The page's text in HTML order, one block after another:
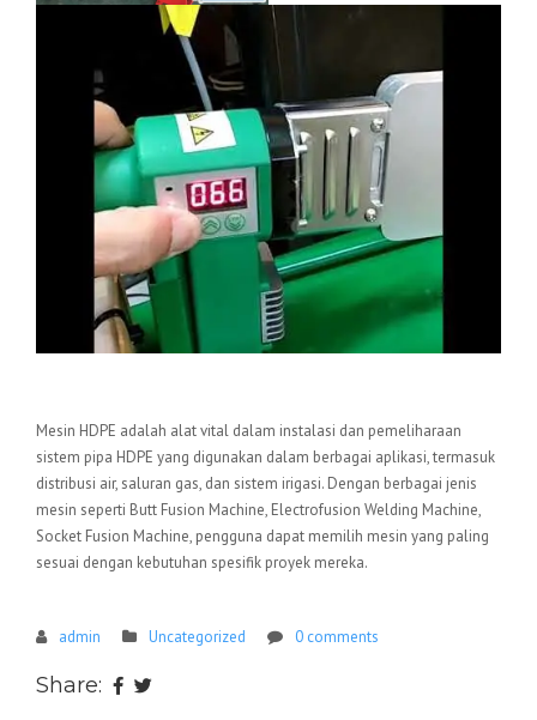
Mesin HDPE adalah alat vital dalam instalasi dan pemeliharaan
sistem pipa HDPE yang digunakan dalam berbagai aplikasi, termasuk
distribusi air, saluran gas, dan sistem irigasi. Dengan berbagai jenis
mesin seperti Butt Fusion Machine, Electrofusion Welding Machine,
Socket Fusion Machine, pengguna dapat memilih mesin yang paling
sesuai dengan kebutuhan spesifik proyek mereka.
admin Uncategorized 0 comments
Share: